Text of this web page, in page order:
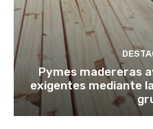
Pymes madereras
exigentes mediante